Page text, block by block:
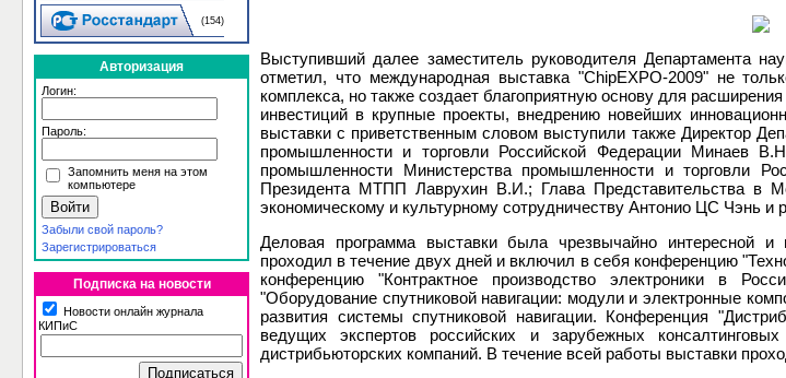
(154)
Авторизация
Логин:
Пароль:
Запомнить меня на этом
компьютере
Забыли свой пароль?
Зарегистрироваться
Подписка на новости
Новости онлайн журнала
КИПиС
Выступивший далее заместитель руководителя Департамента
отметил, что международная выставка "ChipEXPO-2009" не
комплекса, но также создает благоприятную основу для
инвестиций в крупные проекты, внедрению новейших
выставки с приветственным словом выступили также Директор
промышленности и торговли Российской Федерации Минаев
промышленности Министерства промышленности и торговли
Президента МТПП Лаврухин В.И.; Глава Представительства в
экономическому и культурному сотрудничеству Антонио ЦС Чэнь и
Деловая программа выставки была чрезвычайно интересной
проходил в течение двух дней и включил в себя конференцию
конференцию "Контрактное производство электроники в
"Оборудование спутниковой навигации: модули и электронные
развития системы спутниковой навигации. Конференция
ведущих экспертов российских и зарубежных
дистрибьюторских компаний. В течение всей работы выставки